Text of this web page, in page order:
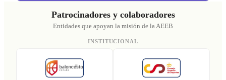
Patrocinadores y colaboradores
Entidades que apoyan la misión de la AEEB
INSTITUCIONAL